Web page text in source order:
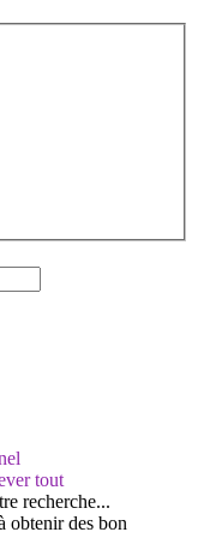
tout
recherche...
obtenir des bon